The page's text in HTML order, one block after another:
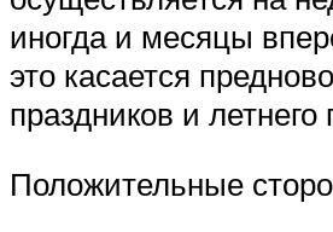
иногда и месяцы
это касается
праздников и летнего
Положительные